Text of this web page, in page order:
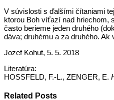
V súvislosti s ďalšími čítaniami
ktorou Boh víťazí nad hriechom,
často berieme jeden druhého
dáva; druhému a za druhého.
Jozef Kohut, 5. 5. 2018
Literatúra:
HOSSFELD, F.-L., ZENGER, E.
Related Posts